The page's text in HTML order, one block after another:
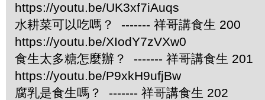
https://youtu.be/UK3xf7iAuqs
水耕菜可以吃嗎？ ------- 祥哥講食生 200
https://youtu.be/XIodY7zVXw0
食生太多糖怎麼辦？ ------- 祥哥講食生 201
https://youtu.be/P9xkH9ufjBw
腐乳是食生嗎？ ------- 祥哥講食生 202